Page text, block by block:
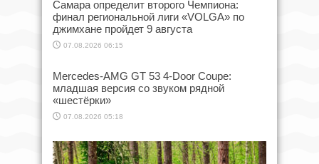
Самара определит второго Чемпиона:
финал региональной лиги «VOLGA» по
джимхане пройдет 9 августа
07.08.2026 06:15
Mercedes-AMG GT 53 4-Door Coupe:
младшая версия со звуком рядной
«шестёрки»
07.08.2026 05:18